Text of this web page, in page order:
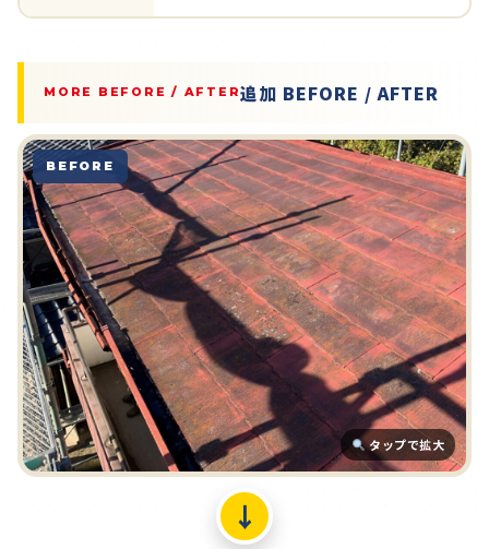
MORE BEFORE / AFTER追加 BEFORE / AFTER
タップで拡大
BEFORE
↓